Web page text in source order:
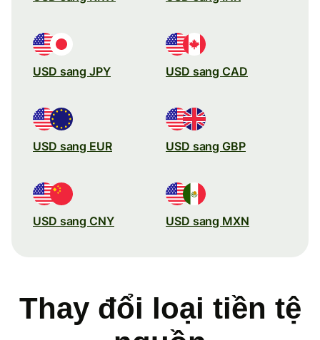
USD sang JPY USD sang CAD
USD sang EUR USD sang GBP
USD sang CNY USD sang MXN
Thay đổi loại tiền tệ